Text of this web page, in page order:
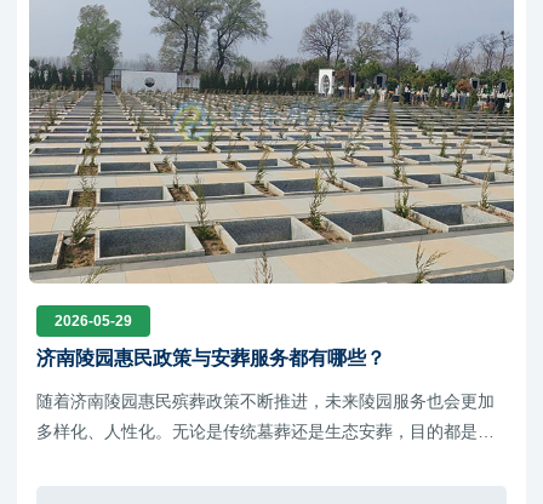
2026-05-29
济南陵园惠民政策与安葬服务都有哪些？
随着济南陵园惠民殡葬政策不断推进，未来陵园服务也会更加
多样化、人性化。无论是传统墓葬还是生态安葬，目的都是让